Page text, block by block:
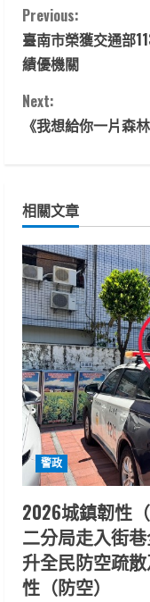
C
o
n
t
n
u
e
R
e
a
d
i
n
g
Previous:
臺南市榮獲交通部
績優機關
Next:
《我想給你一片森
相關文章
警政
2026城鎮韌性
二分局走入街
升全民防空疏
性（防空）